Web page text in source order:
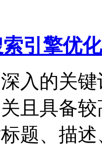
引擎优
入的关
且具备
题、描